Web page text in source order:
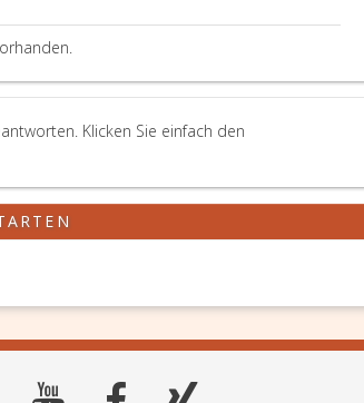
Klicken Sie einfach den